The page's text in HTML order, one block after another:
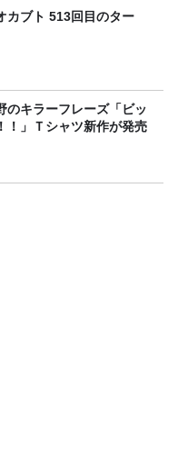
カブト 513回目のター
のキラーフレーズ「ビッ
！」Ｔシャツ新作が発売